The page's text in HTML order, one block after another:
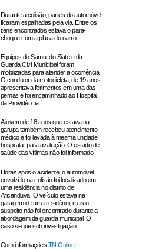
Durante a colisão, partes do automóvel
ficaram espalhadas pela via. Entre os
itens encontrados estava o para-
choque com a placa do carro.
Equipes do Samu, do Siate e da
Guarda Civil Municipal foram
mobilizadas para atender a ocorrência.
O condutor da motocicleta, de 19 anos,
apresentava ferimentos em uma das
pernas e foi encaminhado ao Hospital
da Providência.
A jovem de 18 anos que estava na
garupa também recebeu atendimento
médico e foi levada à mesma unidade
hospitalar para avaliação. O estado de
saúde das vítimas não foi informado.
Horas após o acidente, o automóvel
envolvido na colisão foi localizado em
uma residência no distrito de
Aricanduva. O veículo estava na
garagem de uma residênci, mas o
suspeito não foi encontrado durante a
abordagem da guarda municipal. O
caso segue sob investigação.
Com informações TN Online